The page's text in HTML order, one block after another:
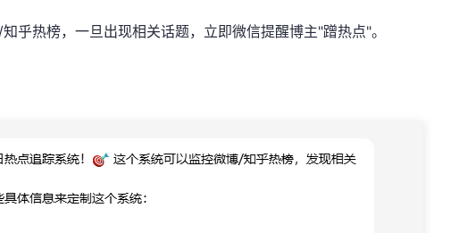
乎热榜，一旦出现相关话题，立即微信提醒博主"蹭热点"。